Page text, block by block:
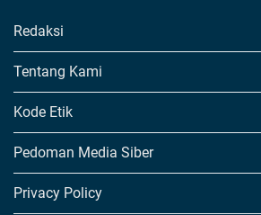
Redaksi
Tentang Kami
Kode Etik
Pedoman Media Siber
Privacy Policy